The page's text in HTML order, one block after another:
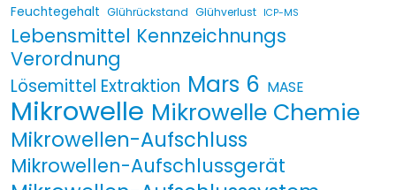
Feuchtegehalt Glührückstand Glühverlust ICP-MS
Lebensmittel Kennzeichnungs
Verordnung
Lösemittel Extraktion Mars 6 MASE
Mikrowelle Mikrowelle Chemie
Mikrowellen-Aufschluss
Mikrowellen-Aufschlussgerät